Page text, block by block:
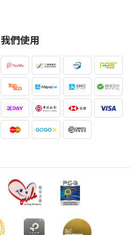
我們使用